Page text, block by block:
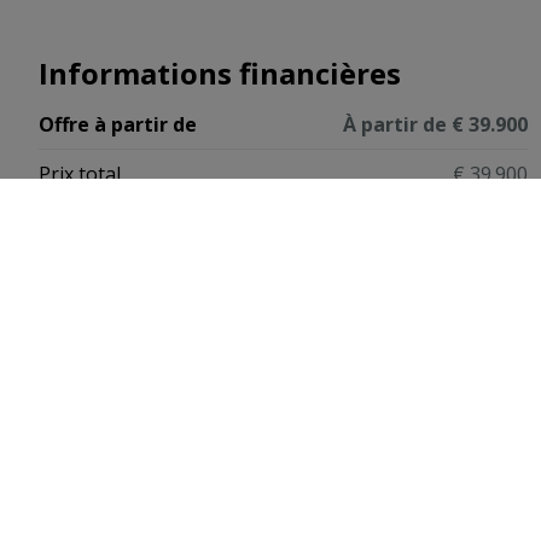
Informations financières
Offre à partir de
À partir de € 39.900
Prix total
€ 39.900